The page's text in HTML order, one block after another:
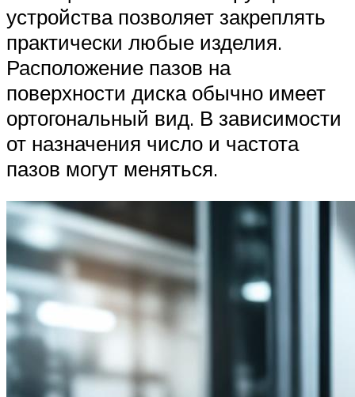
устройства позволяет закреплять
практически любые изделия.
Расположение пазов на
поверхности диска обычно имеет
ортогональный вид. В зависимости
от назначения число и частота
пазов могут меняться.